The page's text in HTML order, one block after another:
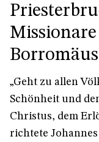
Borromäus
„Geht zu allen
Schönheit und
Christus, dem
richtete Johannes